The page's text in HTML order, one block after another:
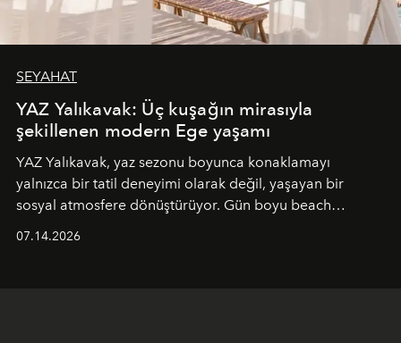
SEYAHAT
YAZ Yalıkavak: Üç kuşağın mirasıyla
şekillenen modern Ege yaşamı
YAZ Yalıkavak, yaz sezonu boyunca konaklamayı
yalnızca bir tatil deneyimi olarak değil, yaşayan bir
sosyal atmosfere dönüştürüyor. Gün boyu beach
07.14.2026